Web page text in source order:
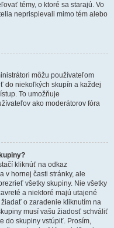
témy, o ktoré sa starajú. Vo
neprispievali mimo tém alebo
môžu používateľom
do niekoľkých skupín a každej
To umožňuje
ako moderátorov fóra
kliknúť na odkaz
v hornej časti stránky, ale
všetky skupiny. Nie všetky
a niektoré majú utajené
o zaradenie kliknutím na
musí vašu žiadosť schváliť
do skupiny vstúpiť. Prosím,